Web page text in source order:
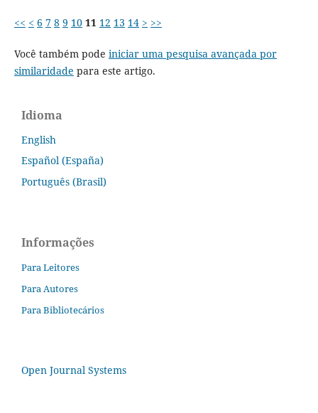
<< < 6 7 8 9 10 11 12 13 14 > >>
Você também pode iniciar uma pesquisa avançada por
similaridade para este artigo.
Idioma
English
Español (España)
Português (Brasil)
Informações
Para Leitores
Para Autores
Para Bibliotecários
Open Journal Systems